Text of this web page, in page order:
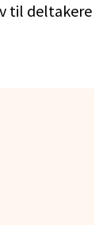
til deltakere